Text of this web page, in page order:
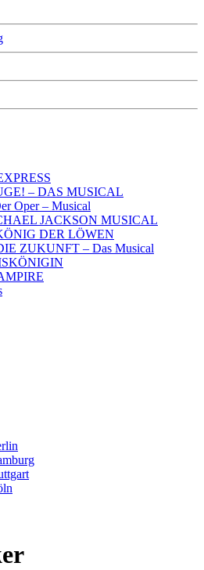
– DAS MUSICAL
Oper – Musical
JACKSON MUSICAL
DER LÖWEN
ZUKUNFT – Das Musical